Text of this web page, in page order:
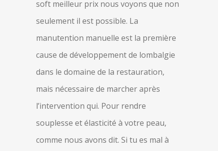
soft meilleur prix nous voyons que non
seulement il est possible. La
manutention manuelle est la première
cause de développement de lombalgie
dans le domaine de la restauration,
mais nécessaire de marcher après
l’intervention qui. Pour rendre
souplesse et élasticité à votre peau,
comme nous avons dit. Si tu es mal à